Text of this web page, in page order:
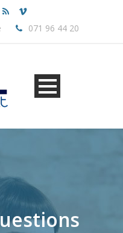
071 96 44 20